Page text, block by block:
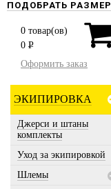
ПОДОБРАТЬ РАЗМЕР
0 товар(ов)
0 P
Оформить заказ
ЭКИПИРОВКА
Джерси и штаны
комплекты
Уход за экипировкой
Шлемы